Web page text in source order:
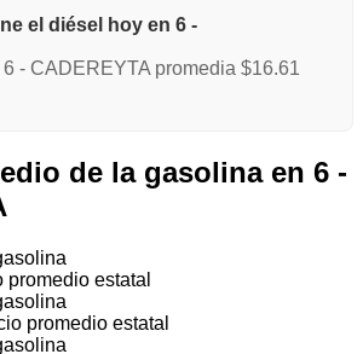
el diésel hoy en 6 -
- CADEREYTA promedia $16.61
de la gasolina en 6 -
promedio estatal
promedio estatal